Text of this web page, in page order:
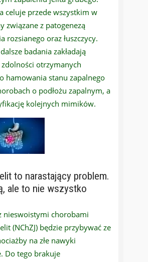
celuje przede wszystkim w
związane z patogenezą
rozsianego oraz łuszczycy.
badania zakładają
otrzymanych
hamowania stanu zapalnego
o podłożu zapalnym, a
kolejnych mimików.
to narastający problem.
ale to nie wszystko
nieswoistymi chorobami
(NChZJ) będzie przybywać ze
na złe nawyki
Do tego brakuje